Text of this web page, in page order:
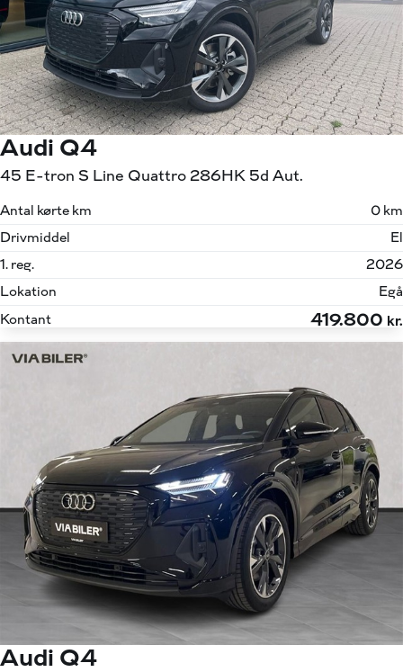
Audi Q4
45 E-tron S Line Quattro 286HK 5d Aut.
Antal kørte km
0 km
Drivmiddel
El
1. reg.
2026
Lokation
Egå
Kontant
419.800 kr.
Audi Q4